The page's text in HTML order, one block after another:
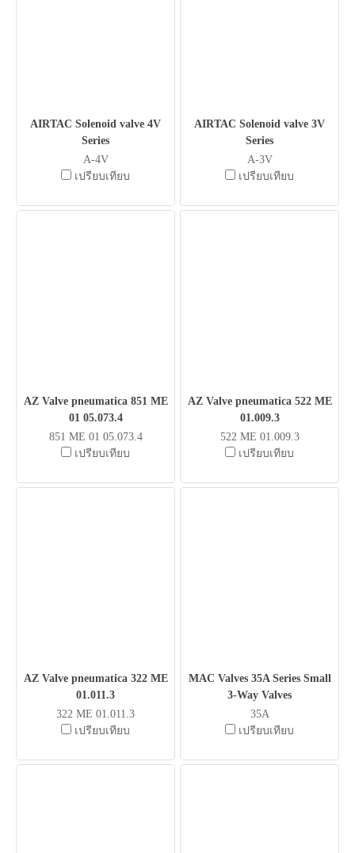
AIRTAC Solenoid valve 4V
Series
A-4V
เปรียบเทียบ
AIRTAC Solenoid valve 3V
Series
A-3V
เปรียบเทียบ
AZ Valve pneumatica 851 ME
01 05.073.4
851 ME 01 05.073.4
เปรียบเทียบ
AZ Valve pneumatica 522 ME
01.009.3
522 ME 01.009.3
เปรียบเทียบ
AZ Valve pneumatica 322 ME
01.011.3
322 ME 01.011.3
เปรียบเทียบ
MAC Valves 35A Series Small
3-Way Valves
35A
เปรียบเทียบ